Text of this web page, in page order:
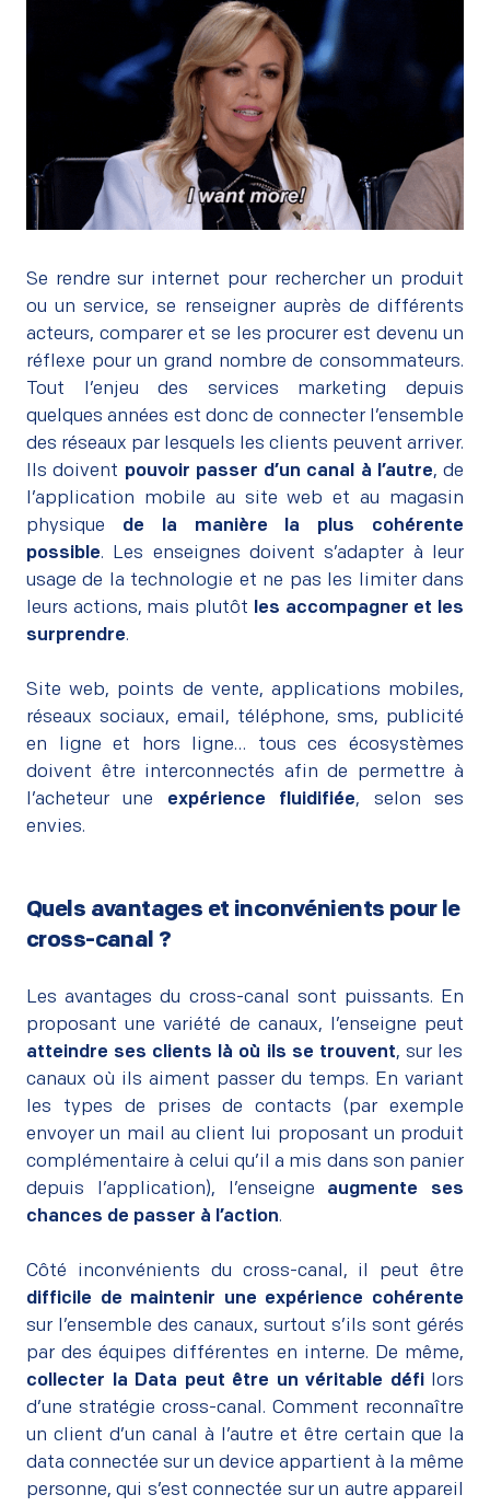
Se rendre sur internet pour rechercher un produit
ou un service, se renseigner auprès de différents
acteurs, comparer et se les procurer est devenu un
réflexe pour un grand nombre de consommateurs.
Tout l’enjeu des services marketing depuis
quelques années est donc de connecter l’ensemble
des réseaux par lesquels les clients peuvent arriver.
Ils doivent pouvoir passer d’un canal à l’autre, de
l’application mobile au site web et au magasin
physique de la manière la plus cohérente
possible. Les enseignes doivent s’adapter à leur
usage de la technologie et ne pas les limiter dans
leurs actions, mais plutôt les accompagner et les
surprendre.
Site web, points de vente, applications mobiles,
réseaux sociaux, email, téléphone, sms, publicité
en ligne et hors ligne… tous ces écosystèmes
doivent être interconnectés afin de permettre à
l’acheteur une expérience fluidifiée, selon ses
envies.
Quels avantages et inconvénients pour le
cross-canal ?
Les avantages du cross-canal sont puissants. En
proposant une variété de canaux, l’enseigne peut
atteindre ses clients là où ils se trouvent, sur les
canaux où ils aiment passer du temps. En variant
les types de prises de contacts (par exemple
envoyer un mail au client lui proposant un produit
complémentaire à celui qu’il a mis dans son panier
depuis l’application), l’enseigne augmente ses
chances de passer à l’action.
Côté inconvénients du cross-canal, il peut être
difficile de maintenir une expérience cohérente
sur l’ensemble des canaux, surtout s’ils sont gérés
par des équipes différentes en interne. De même,
collecter la Data peut être un véritable défilors
d’une stratégie cross-canal. Comment reconnaître
un client d’un canal à l’autre et être certain que la
data connectée sur un device appartient à la même
personne, qui s’est connectée sur un autre appareil